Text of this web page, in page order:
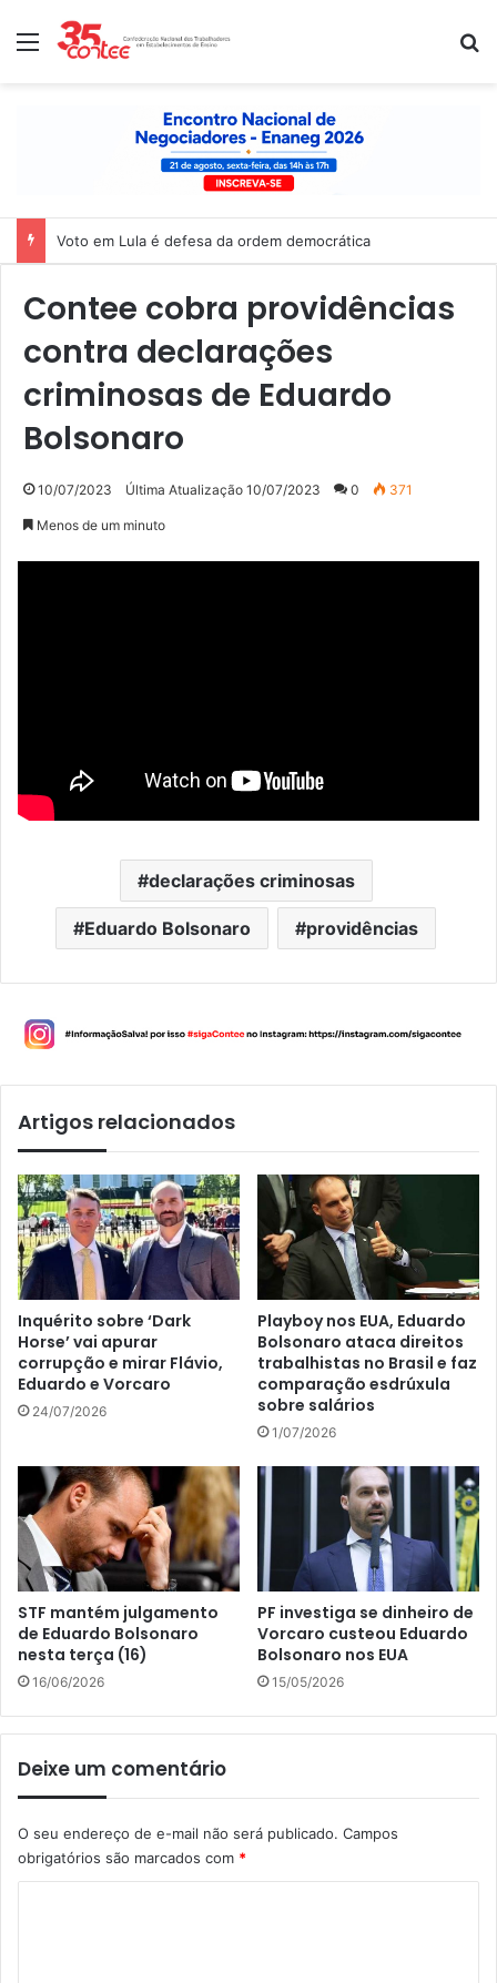
Menu
Voto em Lula é defesa da ordem democrática
Contee cobra providências
contra declarações
criminosas de Eduardo
Bolsonaro
10/07/2023 Última Atualização 10/07/2023 0 371
Menos de um minuto
declarações criminosas
Eduardo Bolsonaro providências
Artigos relacionados
Inquérito sobre ‘Dark
Horse’ vai apurar
corrupção e mirar Flávio,
Eduardo e Vorcaro
24/07/2026
Playboy nos EUA, Eduardo
Bolsonaro ataca direitos
trabalhistas no Brasil e faz
comparação esdrúxula
sobre salários
1/07/2026
STF mantém julgamento
de Eduardo Bolsonaro
nesta terça (16)
16/06/2026
PF investiga se dinheiro de
Vorcaro custeou Eduardo
Bolsonaro nos EUA
15/05/2026
Deixe um comentário
O seu endereço de e-mail não será publicado. Campos
obrigatórios são marcados com *